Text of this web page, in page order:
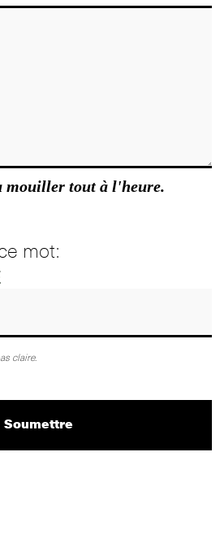
mouiller tout à l'heure.
mot:
claire.
Soumettre